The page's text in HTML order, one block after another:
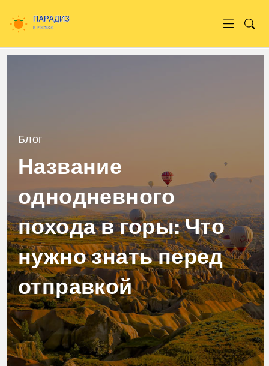
Блог
Название
однодневного
похода в горы: Что
нужно знать перед
отправкой